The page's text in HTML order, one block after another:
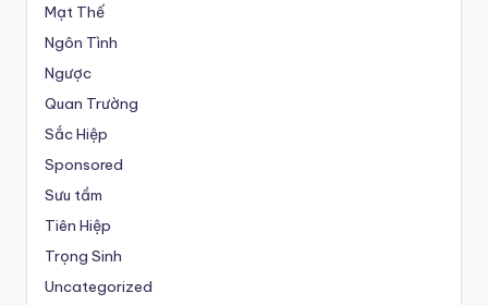
Mạt Thế
Ngôn Tình
Ngược
Quan Trường
Sắc Hiệp
Sponsored
Sưu tầm
Tiên Hiệp
Trọng Sinh
Uncategorized